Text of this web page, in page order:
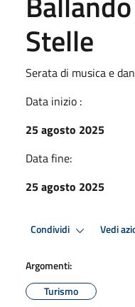
Stelle
Serata di musica e
Data inizio :
25 agosto 2025
Data fine:
25 agosto 2025
Condividi Vedi
Argomenti:
Turismo